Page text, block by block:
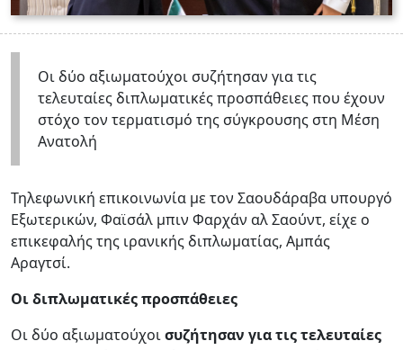
Οι δύο αξιωματούχοι συζήτησαν για τις
τελευταίες διπλωματικές προσπάθειες που έχουν
στόχο τον τερματισμό της σύγκρουσης στη Μέση
Ανατολή
Τηλεφωνική επικοινωνία με τον Σαουδάραβα υπουργό
Εξωτερικών, Φαϊσάλ μπιν Φαρχάν αλ Σαούντ, είχε ο
επικεφαλής της ιρανικής διπλωματίας, Αμπάς
Αραγτσί.
Οι διπλωματικές προσπάθειες
Οι δύο αξιωματούχοισυζήτησαν για τις τελευταίες